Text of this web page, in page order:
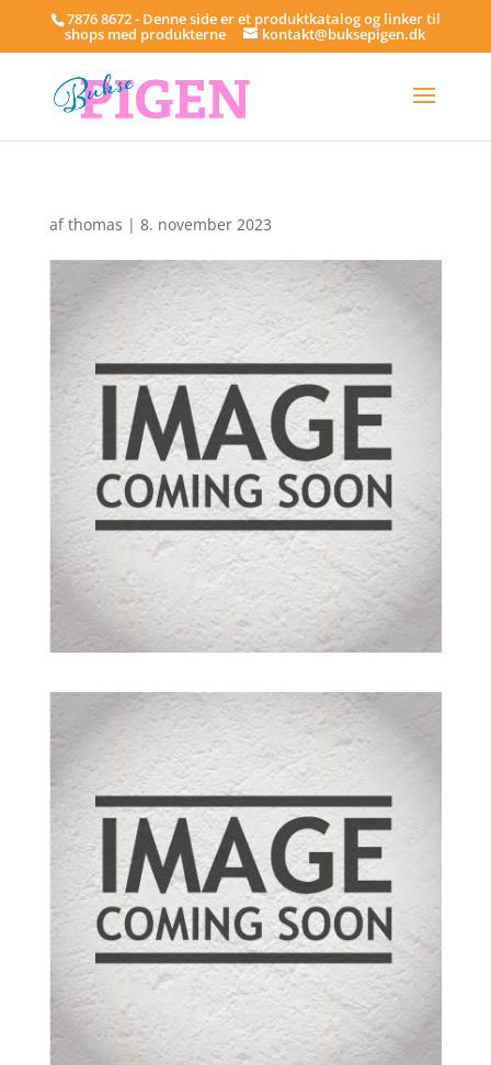
7876 8672 - Denne side er et produktkatalog og linker til
shops med produkterne kontakt@buksepigen.dk
afthomas | 8. november 2023